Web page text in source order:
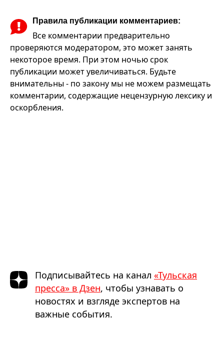
Правила публикации комментариев:
Все комментарии предварительно
проверяются модератором, это может занять
некоторое время. При этом ночью срок
публикации может увеличиваться. Будьте
внимательны - по закону мы не можем размещать
комментарии, содержащие нецензурную лексику и
оскорбления.
Подписывайтесь на канал «Тульская
пресса» в Дзен, чтобы узнавать о
новостях и взгляде экспертов на
важные события.